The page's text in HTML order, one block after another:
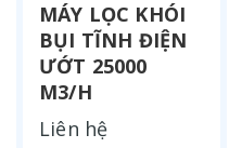
MÁY LỌC KHÓI
BỤI TĨNH ĐIỆN
ƯỚT 25000
M3/H
Liên hệ